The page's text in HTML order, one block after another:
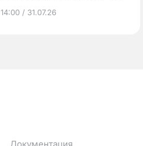
14:00 / 31.07.26